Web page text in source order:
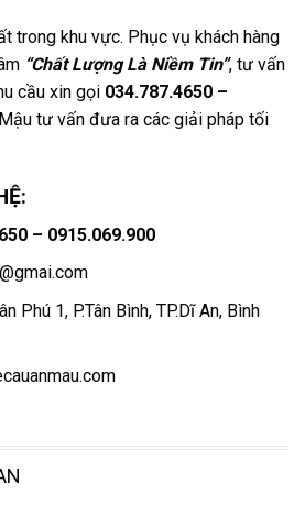
trong khu vực. Phục vụ khách hàng
“Chất Lượng Là Niềm Tin”, tư vấn
cầu xin gọi 034.787.4650 –
tư vấn đưa ra các giải pháp tối
– 0915.069.900
Phú 1, P.Tân Bình, TP.Dĩ An, Bình